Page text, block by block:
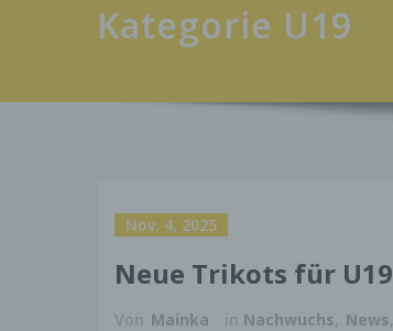
Kategorie U19
Nov. 4, 2025
Neue Trikots für U19
Von Mainka in Nachwuchs, News,